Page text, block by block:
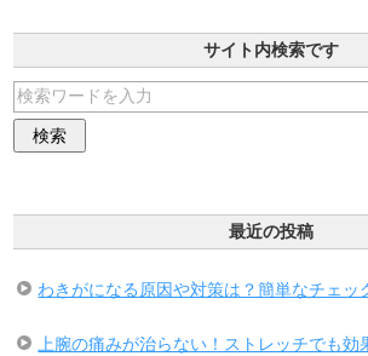
サイト内検索です
最近の投稿
わきがになる原因や対策は？簡単なチェッ
上腕の痛みが治らない！ストレッチでも効